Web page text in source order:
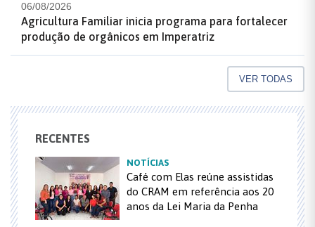
06/08/2026
Agricultura Familiar inicia programa para fortalecer
produção de orgânicos em Imperatriz
VER TODAS
RECENTES
NOTÍCIAS
Café com Elas reúne assistidas
do CRAM em referência aos 20
anos da Lei Maria da Penha